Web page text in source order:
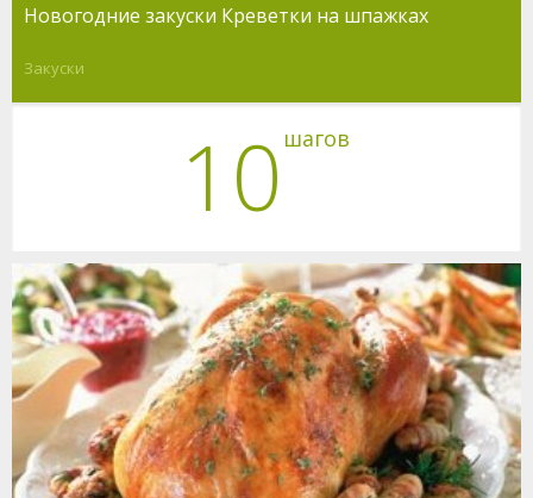
Новогодние закуски Креветки на шпажках
Закуски
10 шагов